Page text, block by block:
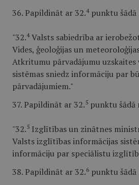
36. Papildināt ar 32.4punktu šādā
"32.4Valsts sabiedrība ar
Vides, ģeoloģijas un
Atkritumu pārvadājumu
sistēmas sniedz informāciju par
pārvadājumiem."
37. Papildināt ar 32.5 punktu šādā
"32.5 Izglītības un zinātnes
Valsts izglītības informācijas
informāciju par speciālistu
38. Papildināt ar 32.6 punktu šādā